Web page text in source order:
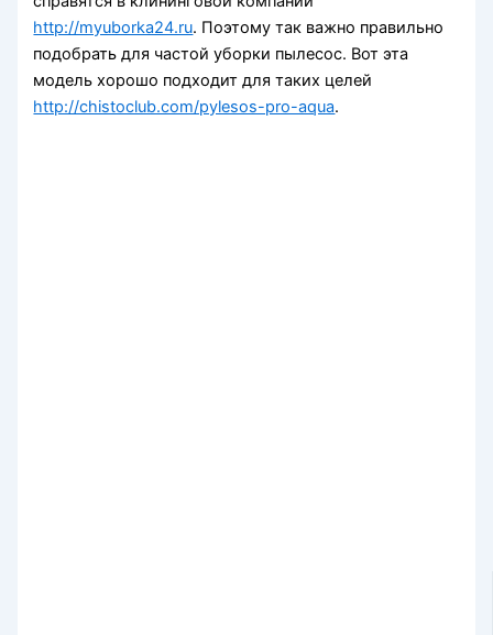
http://myuborka24.ru. Поэтому так важно правильно
подобрать для частой уборки пылесос. Вот эта
модель хорошо подходит для таких целей
http://chistoclub.com/pylesos-pro-aqua.